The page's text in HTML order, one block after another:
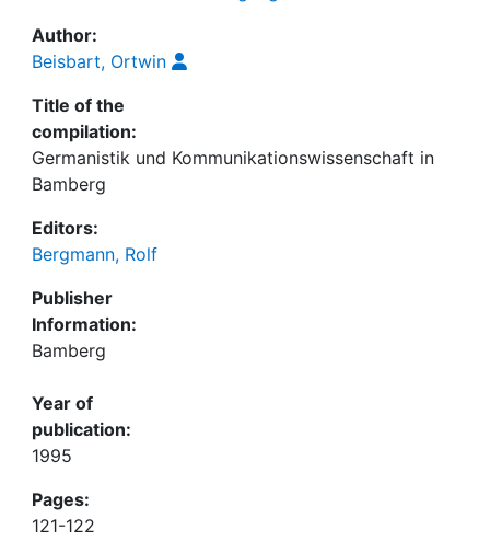
Author:
Beisbart, Ortwin
Title of the
compilation:
Germanistik und Kommunikationswissenschaft in
Bamberg
Editors:
Bergmann, Rolf
Publisher
Information:
Bamberg
Year of
publication:
1995
Pages:
121-122